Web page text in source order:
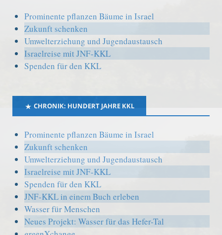
Prominente pflanzen Bäume in Israel
Zukunft schenken
Umwelterziehung und Jugendaustausch
Israelreise mit JNF-KKL
Spenden für den KKL
CHRONIK: HUNDERT JAHRE KKL
Prominente pflanzen Bäume in Israel
Zukunft schenken
Umwelterziehung und Jugendaustausch
Israelreise mit JNF-KKL
Spenden für den KKL
JNF-KKL in einem Buch erleben
Wasser für Menschen
Neues Projekt: Wasser für das Hefer-Tal